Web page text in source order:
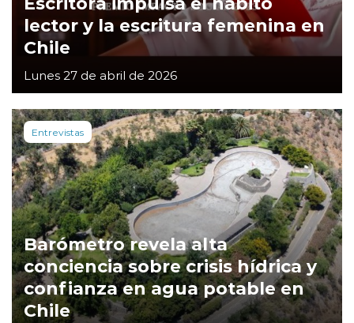
lector y la escritura femenina en
Chile
Lunes 27 de abril de 2026
Entrevistas
Barómetro revela alta
conciencia sobre crisis hídrica y
confianza en agua potable en
Chile